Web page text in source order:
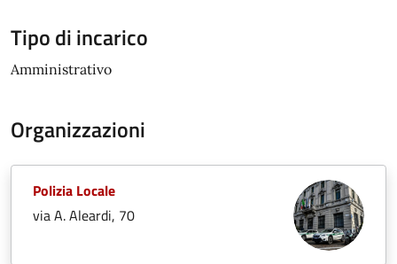
Tipo di incarico
Amministrativo
Organizzazioni
Polizia Locale
via A. Aleardi, 70